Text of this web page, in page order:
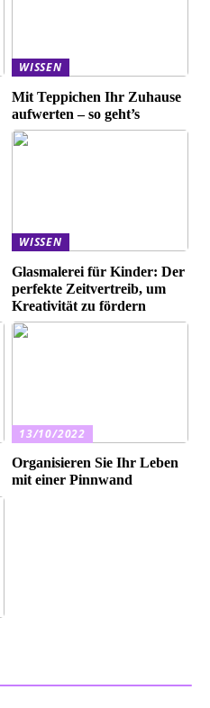
WISSEN
Mit Teppichen Ihr Zuhause
aufwerten – so geht’s
WISSEN
Glasmalerei für Kinder: Der
perfekte Zeitvertreib, um
Kreativität zu fördern
13/10/2022
Organisieren Sie Ihr Leben
mit einer Pinnwand